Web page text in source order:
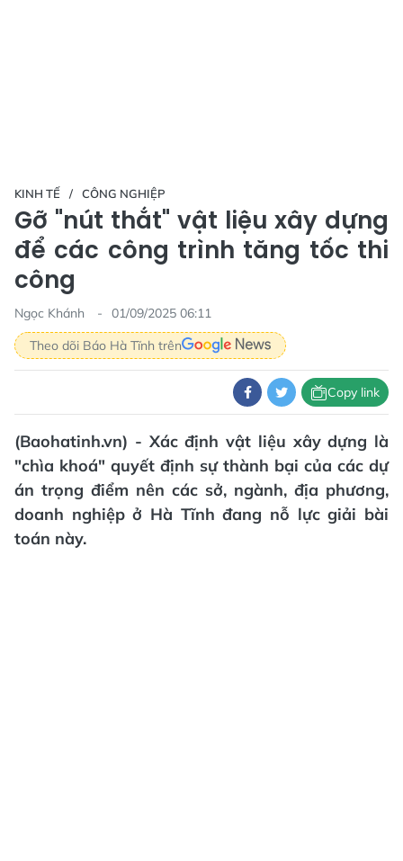
KINH TẾ CÔNG NGHIỆP
Gỡ "nút thắt" vật liệu xây dựng
để các công trình tăng tốc thi
công
Ngọc Khánh
01/09/2025 06:11
Theo dõi Báo Hà Tĩnh trên
Copy link
(Baohatinh.vn) - Xác định vật liệu xây dựng là
"chìa khoá" quyết định sự thành bại của các dự
án trọng điểm nên các sở, ngành, địa phương,
doanh nghiệp ở Hà Tĩnh đang nỗ lực giải bài
toán này.